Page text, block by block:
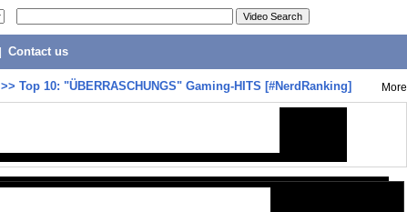
Contact us
>> Top 10: "ÜBERRASCHUNGS" Gaming-HITS [#NerdRanking] More